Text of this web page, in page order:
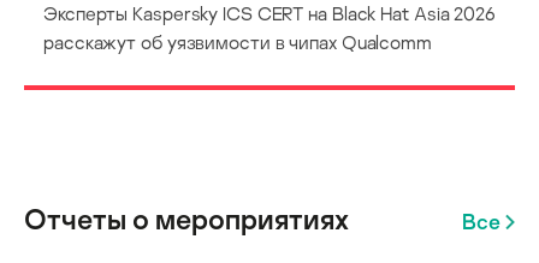
Эксперты Kaspersky ICS CERT на Black Hat Asia 2026
расскажут об уязвимости в чипах Qualcomm
Отчеты о мероприятиях Все